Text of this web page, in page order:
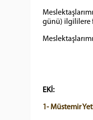
günü) ilgililere
EKİ:
1- Müstemir